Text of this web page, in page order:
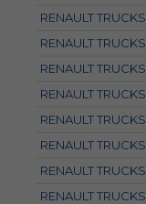
RENAULT TRUCKS
RENAULT TRUCKS
RENAULT TRUCKS
RENAULT TRUCKS
RENAULT TRUCKS
RENAULT TRUCKS
RENAULT TRUCKS
RENAULT TRUCKS